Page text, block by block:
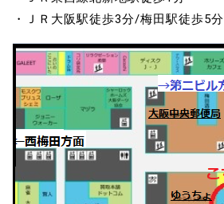
・ＪＲ大阪駅徒歩3分/梅田駅徒歩5分